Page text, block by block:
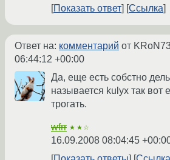
Показать ответ
Ссылка
Ответ на: комментарий от
06:44:12 +00:00
Да, еще есть собстно
называется kulyx так вот
трогать.
wfrr ★★☆
16.09.2008 08:04:45